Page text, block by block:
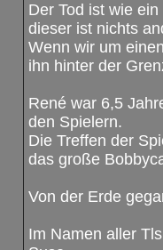
Der Tod ist wie
dieser ist nichts
Wenn wir um
ihn hinter der
René war 6,5
den Spielern.
Die Treffen der
das große
Von der Erde
Im Namen aller